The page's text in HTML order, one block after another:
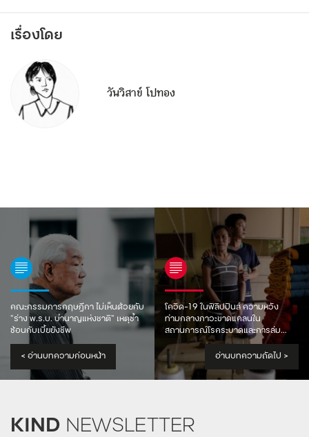
เรื่องโดย
วันวิสาข์ โปทอง
คณะกรรมการกฤษฎีกา ไม่เห็นด้วยกับ
“ร่าง พ.ร.บ. บำนาญแห่งชาติ” เหตุซ้ำ
ซ้อนกับเบี้ยยังชีพ
< อ่านบทความก่อนหน้า
โควิด-19 ในฟิลิปปินส์ ความหวัง
ท่ามกลางภาวะขาดแคลนใน
สถานการณ์โรคระบาดและการล่ม
สลายของเศรษฐกิจ
อ่านบทความถัดไป >
KIND NEWSLETTER